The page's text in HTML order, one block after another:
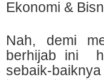
Ekonomi &
Nah, demi
berhijab ini
sebaik-